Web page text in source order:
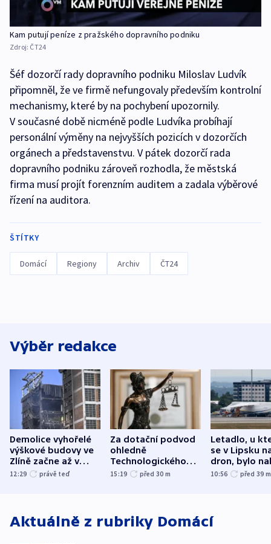
Kam putují peníze z pražského dopravního podniku
Zdroj: ČT24
Šéf dozorčí rady dopravního podniku Miloslav Ludvík
připomněl, že ve firmě nefungovaly především kontrolní
mechanismy, které by na pochybení upozornily.
V současné době nicméně podle Ludvíka probíhají
personální výměny na nejvyšších pozicích v dozorčích
orgánech a představenstvu. V pátek dozorčí rada
dopravního podniku zároveň rozhodla, že městská
firma musí projít forenzním auditem a zadala výběrové
řízení na auditora.
ŠTÍTKY
Domácí Regiony Archiv ČT24
Výběr redakce
Demolice vyhořelé
výškové budovy ve
Zlíně začne až v
následujících dnech
12:29 právě teď
Za dotační podvod
ohledně
Technologického
parku poslal soud
15:19 před 30 m
Letadlo, u
se v Lipsku
dron, bylo
municí, píší
10:56 před 39 m
Aktuálně z rubriky Domácí